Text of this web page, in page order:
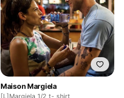
Maison Margiela
[L]Margiela 1/2 t- shirt